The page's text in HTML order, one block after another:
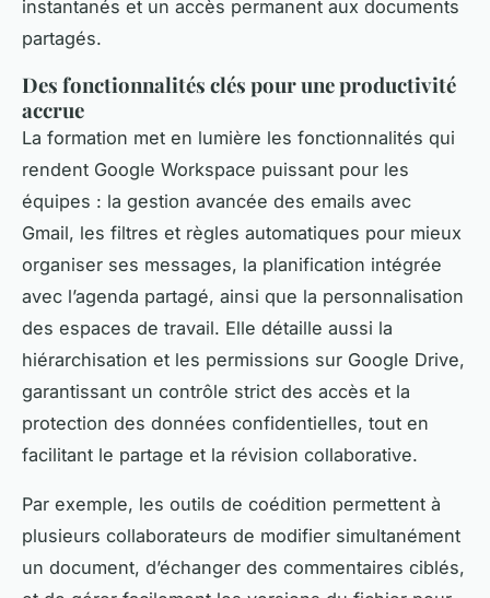
instantanés et un accès permanent aux documents
partagés.
Des fonctionnalités clés pour une productivité
accrue
La formation met en lumière les fonctionnalités qui
rendent Google Workspace puissant pour les
équipes : la gestion avancée des emails avec
Gmail, les filtres et règles automatiques pour mieux
organiser ses messages, la planification intégrée
avec l’agenda partagé, ainsi que la personnalisation
des espaces de travail. Elle détaille aussi la
hiérarchisation et les permissions sur Google Drive,
garantissant un contrôle strict des accès et la
protection des données confidentielles, tout en
facilitant le partage et la révision collaborative.
Par exemple, les outils de coédition permettent à
plusieurs collaborateurs de modifier simultanément
un document, d’échanger des commentaires ciblés,